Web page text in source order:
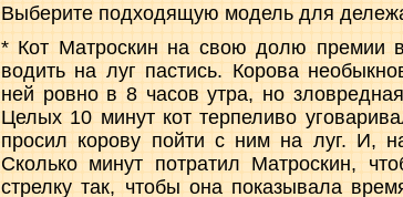
Выберите подходящую модель для
* Кот Матроскин на свою долю премии
водить на луг пастись. Корова
ней ровно в 8 часов утра, но
Целых 10 минут кот терпеливо
просил корову пойти с ним на луг. И,
Сколько минут потратил Матроскин,
стрелку так, чтобы она показывала